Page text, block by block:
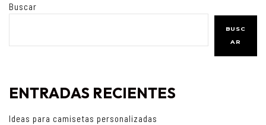
Buscar
BUSC
AR
ENTRADAS RECIENTES
Ideas para camisetas personalizadas